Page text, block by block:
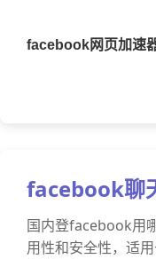
facebook网页加速
facebook聊
国内登facebook用
用性和安全性，适